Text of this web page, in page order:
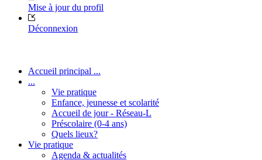
Mise à jour du profil
Déconnexion
Accueil principal ...
...
Vie pratique
Enfance, jeunesse et scolarité
Accueil de jour - Réseau-L
Préscolaire (0-4 ans)
Quels lieux?
Vie pratique
Agenda & actualités